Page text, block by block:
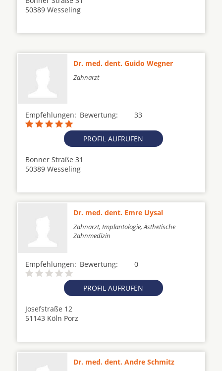
50389 Wesseling
Dr. med. dent. Guido Wegner
Zahnarzt
Empfehlungen: 33
Bewertung:
PROFIL AUFRUFEN
Bonner Straße 31
50389 Wesseling
Dr. med. dent. Emre Uysal
Zahnarzt, Implantologie, Ästhetische
Zahnmedizin
Empfehlungen: 0
Bewertung:
PROFIL AUFRUFEN
Josefstraße 12
51143 Köln Porz
Dr. med. dent. Andre Schmitz